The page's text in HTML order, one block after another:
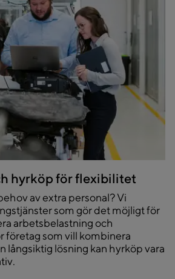
hyrköp för flexibilitet
av extra personal? Vi
som gör det möjligt för
arbetsbelastning och
företag som vill kombinera
långsiktig lösning kan hyrköp vara